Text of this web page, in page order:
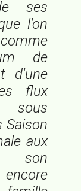
ses
l'on
de
d'une
flux
sous
Saison
aux
son